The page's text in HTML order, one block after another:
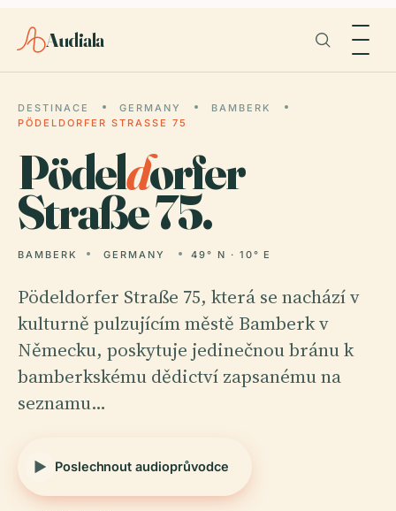
Audiala
DESTINACE GERMANY
BAMBERK
PÖDELDORFER STRASSE 75
Pödeldorfer
Straße 75.
BAMBERK GERMANY 49° N · 10° E
Pödeldorfer Straße 75, která se nachází v
kulturně pulzujícím městě Bamberk v
Německu, poskytuje jedinečnou bránu k
bamberkskému dědictví zapsanému na
seznamu…
Poslechnout audioprůvodce